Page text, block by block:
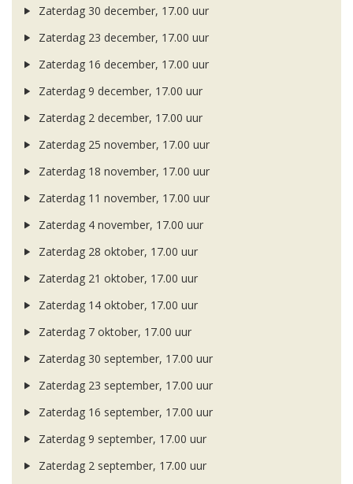
Zaterdag 30 december, 17.00 uur
Zaterdag 23 december, 17.00 uur
Zaterdag 16 december, 17.00 uur
Zaterdag 9 december, 17.00 uur
Zaterdag 2 december, 17.00 uur
Zaterdag 25 november, 17.00 uur
Zaterdag 18 november, 17.00 uur
Zaterdag 11 november, 17.00 uur
Zaterdag 4 november, 17.00 uur
Zaterdag 28 oktober, 17.00 uur
Zaterdag 21 oktober, 17.00 uur
Zaterdag 14 oktober, 17.00 uur
Zaterdag 7 oktober, 17.00 uur
Zaterdag 30 september, 17.00 uur
Zaterdag 23 september, 17.00 uur
Zaterdag 16 september, 17.00 uur
Zaterdag 9 september, 17.00 uur
Zaterdag 2 september, 17.00 uur